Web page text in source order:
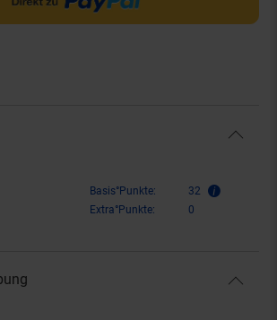
Basis°Punkte:
32
Extra°Punkte:
0